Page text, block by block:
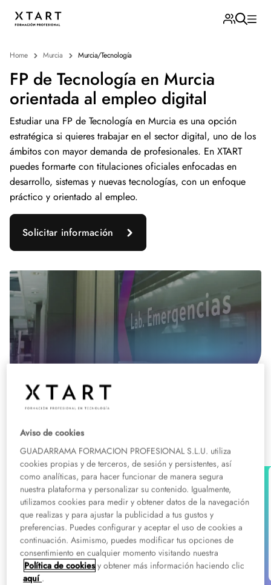
Home Murcia Murcia/Tecnología
FP de Tecnología en Murcia
orientada al empleo digital
Estudiar una FP de Tecnología en Murcia es una opción
estratégica si quieres trabajar en el sector digital, uno de los
ámbitos con mayor demanda de profesionales. En XTART
puedes formarte con titulaciones oficiales enfocadas en
desarrollo, sistemas y nuevas tecnologías, con un enfoque
práctico y orientado al empleo.
Solicitar información
Grados superiores de tecnología en
Murcia
Grado Superior Tech
Grado Superior en Administración de
Sistemas Informáticos en Red en Murcia
Presencial:Murcia
Consulta descuentos
Aviso de cookies
GUADARRAMA FORMACION PROFESIONAL S.L.U. utiliza
cookies propias y de terceros, de sesión y persistentes, así
como analíticas, para hacer funcionar de manera segura
nuestra plataforma y personalizar su contenido. Igualmente,
utilizamos cookies para medir y obtener datos de la navegación
que realizas y para ajustar la publicidad a tus gustos y
preferencias. Puedes configurar y aceptar el uso de cookies a
continuación. Asimismo, puedes modificar tus opciones de
consentimiento en cualquier momento visitando nuestra
Política de cookies y obtener más información haciendo clic
aquí .